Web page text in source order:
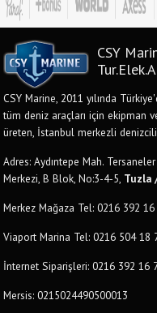
CSY
CSY Marine, 2011 yılında
tüm deniz araçları için ekipman
üreten, İstanbul merkezli
Adres: Aydıntepe Mah.
Merkezi, B Blok, No:3-4-5, Tuzla
Merkez Mağaza Tel: 0216 392
Viaport Marina Tel: 0216 504 18
İnternet Siparişleri: 0216 392 16
Mersis: 0215024490500013